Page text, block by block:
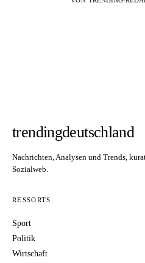
trendingdeutschland
Nachrichten, Analysen und Trends,
Sozialweb.
RESSORTS
Sport
Politik
Wirtschaft